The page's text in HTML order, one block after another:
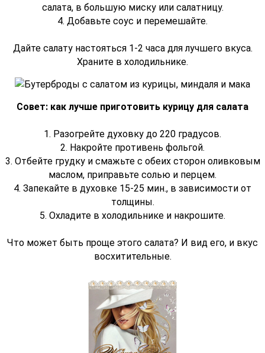
салата, в большую миску или салатницу.
4. Добавьте соус и перемешайте.
Дайте салату настояться 1-2 часа для лучшего вкуса.
Храните в холодильнике.
Совет: как лучше приготовить курицу для салата
1. Разогрейте духовку до 220 градусов.
2. Накройте противень фольгой.
3. Отбейте грудку и смажьте с обеих сторон оливковым
маслом, приправьте солью и перцем.
4. Запекайте в духовке 15-25 мин., в зависимости от
толщины.
5. Охладите в холодильнике и накрошите.
Что может быть проще этого салата? И вид его, и вкус
восхитительные.